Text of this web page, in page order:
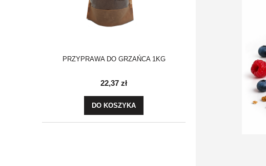
PRZYPRAWA DO GRZAŃCA 1KG
22,37 zł
DO KOSZYKA